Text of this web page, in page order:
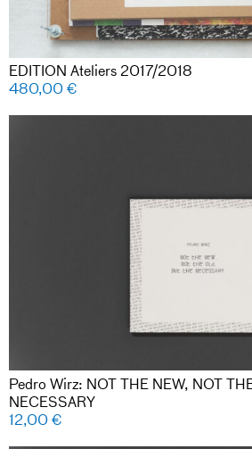
EDITION Ateliers 2017/2018
480,00€
Pedro Wirz: NOT THE NEW, NOT
NECESSARY
12,00€